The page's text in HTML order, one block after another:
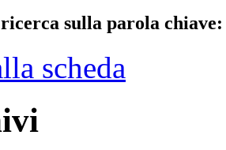
sulla parola chiave:
scheda